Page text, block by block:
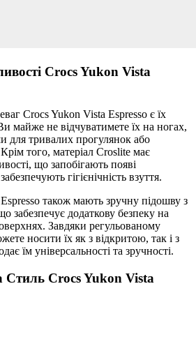
Crocs Yukon Vista
Crocs Yukon Vista Espresso є їх
майже не відчуватимете їх на ногах,
для тривалих прогулянок або
того, матеріал Croslite має
що запобігають появі
гігієнічність взуття.
також мають зручну підошву з
забезпечує додаткову безпеку на
Завдяки регульованому
носити їх як з відкритою, так і з
їм універсальності та зручності.
Стиль Crocs Yukon Vista